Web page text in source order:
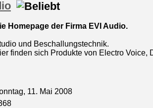
Homepage der Firma EVI Audio.
und Beschallungstechnik.
finden sich Produkte von Electro Voice,
11. Mai 2008